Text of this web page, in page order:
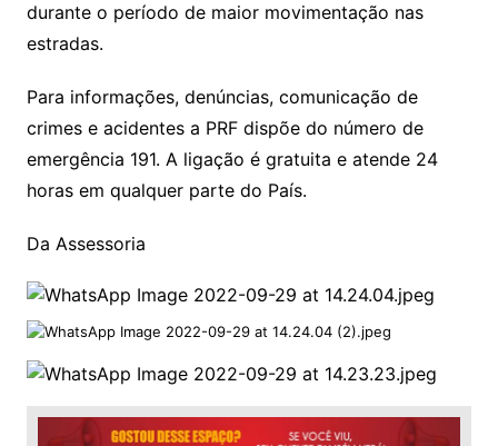
durante o período de maior movimentação nas
estradas.
Para informações, denúncias, comunicação de
crimes e acidentes a PRF dispõe do número de
emergência 191. A ligação é gratuita e atende 24
horas em qualquer parte do País.
Da Assessoria